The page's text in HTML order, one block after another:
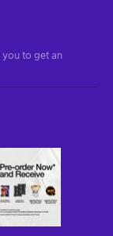
you to get an